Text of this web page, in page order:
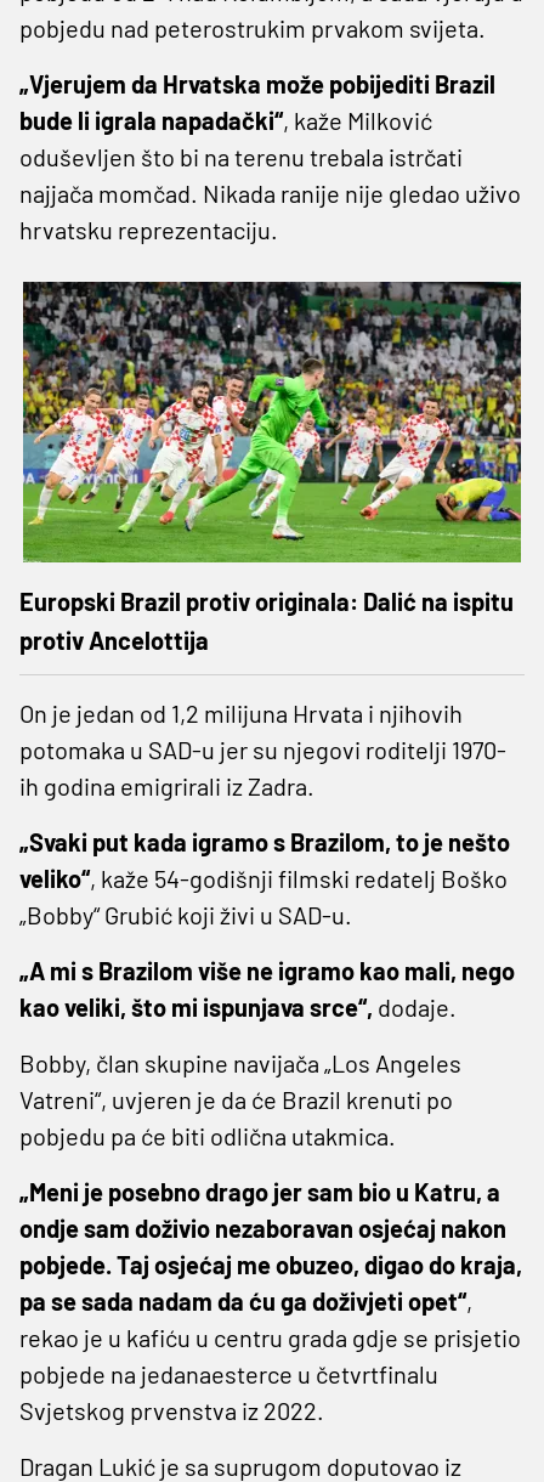
pobjedu nad peterostrukim prvakom svijeta.
„Vjerujem da Hrvatska može pobijediti Brazil
bude li igrala napadački“, kaže Milković
oduševljen što bi na terenu trebala istrčati
najjača momčad. Nikada ranije nije gledao uživo
hrvatsku reprezentaciju.
Europski Brazil protiv originala: Dalić na ispitu
protiv Ancelottija
On je jedan od 1,2 milijuna Hrvata i njihovih
potomaka u SAD-u jer su njegovi roditelji 1970-
ih godina emigrirali iz Zadra.
„Svaki put kada igramo s Brazilom, to je nešto
veliko“, kaže 54-godišnji filmski redatelj Boško
„Bobby“ Grubić koji živi u SAD-u.
„A mi s Brazilom više ne igramo kao mali, nego
kao veliki, što mi ispunjava srce“, dodaje.
Bobby, član skupine navijača „Los Angeles
Vatreni“, uvjeren je da će Brazil krenuti po
pobjedu pa će biti odlična utakmica.
„Meni je posebno drago jer sam bio u Katru, a
ondje sam doživio nezaboravan osjećaj nakon
pobjede. Taj osjećaj me obuzeo, digao do kraja,
pa se sada nadam da ću ga doživjeti opet“,
rekao je u kafiću u centru grada gdje se prisjetio
pobjede na jedanaesterce u četvrtfinalu
Svjetskog prvenstva iz 2022.
Dragan Lukić je sa suprugom doputovao iz